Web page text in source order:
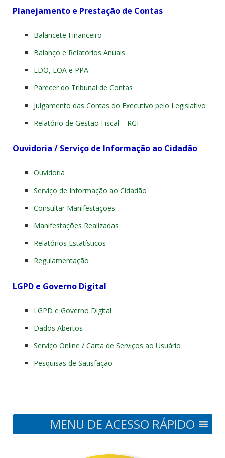
Planejamento e Prestação de Contas
Balancete Financeiro
Balanço e Relatórios Anuais
LDO, LOA e PPA
Parecer do Tribunal de Contas
Julgamento das Contas do Executivo pelo Legislativo
Relatório de Gestão Fiscal – RGF
Ouvidoria / Serviço de Informação ao Cidadão
Ouvidoria
Serviço de Informação ao Cidadão
Consultar Manifestações
Manifestações Realizadas
Relatórios Estatísticos
Regulamentação
LGPD e Governo Digital
LGPD e Governo Digital
Dados Abertos
Serviço Online / Carta de Serviços ao Usuário
Pesquisas de Satisfação
MENU DE ACESSO RÁPIDO